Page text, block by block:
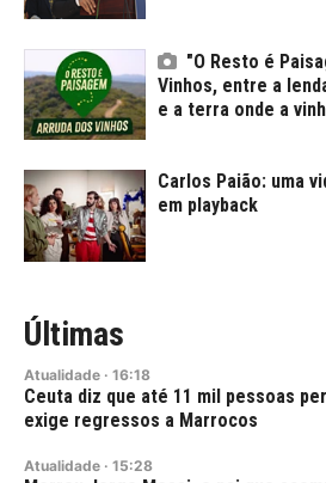
"O Resto é
Vinhos, entre a
e a terra onde a
Carlos Paião: uma
em playback
Últimas
Atualidade · 16:18
Ceuta diz que até 11 mil pessoas
exige regressos a Marrocos
Atualidade · 15:28